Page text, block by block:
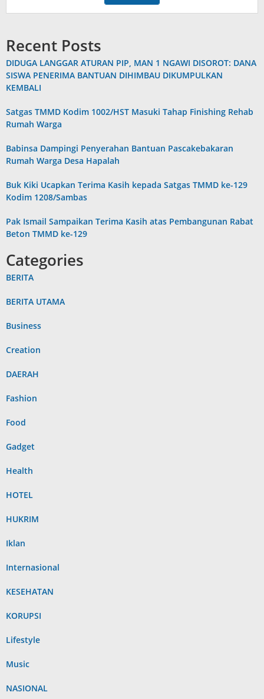
Recent Posts
DIDUGA LANGGAR ATURAN PIP, MAN 1 NGAWI DISOROT: DANA
SISWA PENERIMA BANTUAN DIHIMBAU DIKUMPULKAN
KEMBALI
Satgas TMMD Kodim 1002/HST Masuki Tahap Finishing Rehab
Rumah Warga
Babinsa Dampingi Penyerahan Bantuan Pascakebakaran
Rumah Warga Desa Hapalah
Buk Kiki Ucapkan Terima Kasih kepada Satgas TMMD ke-129
Kodim 1208/Sambas
Pak Ismail Sampaikan Terima Kasih atas Pembangunan Rabat
Beton TMMD ke-129
Categories
BERITA
BERITA UTAMA
Business
Creation
DAERAH
Fashion
Food
Gadget
Health
HOTEL
HUKRIM
Iklan
Internasional
KESEHATAN
KORUPSI
Lifestyle
Music
NASIONAL